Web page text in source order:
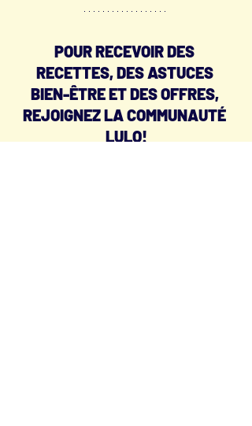
POUR RECEVOIR DES
RECETTES, DES ASTUCES
BIEN-ÊTRE ET DES OFFRES,
REJOIGNEZ LA COMMUNAUTÉ
LULO!